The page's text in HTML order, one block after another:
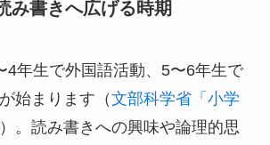
み書きへ広げる時期
4年生で外国語活動、5〜6年生で
始まります（文部科学省「小学
）。読み書きへの興味や論理的思